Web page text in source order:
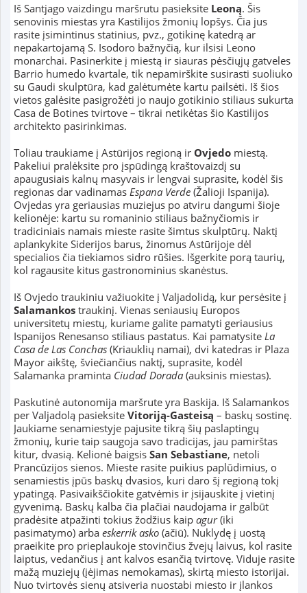
Iš Santjago vaizdingu maršrutu pasieksite Leoną. Šis
senovinis miestas yra Kastilijos žmonių lopšys. Čia jus
rasite įsimintinus statinius, pvz., gotikinę katedrą ar
nepakartojamą S. Isodoro bažnyčią, kur ilsisi Leono
monarchai. Pasinerkite į miestą ir siauras pėsčiųjų gatveles
Barrio humedo kvartale, tik nepamirškite susirasti suoliuko
su Gaudi skulptūra, kad galėtumėte kartu pailsėti. Iš šios
vietos galėsite pasigrožėti jo naujo gotikinio stiliaus sukurta
Casa de Botines tvirtove – tikrai netikėtas šio Kastilijos
architekto pasirinkimas.
Toliau traukiame į Astūrijos regioną ir Ovjedomiestą.
Pakeliui pralėksite pro įspūdingą kraštovaizdį su
apaugusiais kalnų masyvais ir lengvai suprasite, kodėl šis
regionas dar vadinamas Espana Verde(Žalioji Ispanija).
Ovjedas yra geriausias muziejus po atviru dangumi šioje
kelionėje: kartu su romaninio stiliaus bažnyčiomis ir
tradiciniais namais mieste rasite šimtus skulptūrų. Naktį
aplankykite Siderijos barus, žinomus Astūrijoje dėl
specialios čia tiekiamos sidro rūšies. Išgerkite porą taurių,
kol ragausite kitus gastronominius skanėstus.
Iš Ovjedo traukiniu važiuokite į Valjadolidą, kur persėsite į
Salamankostraukinį. Vienas seniausių Europos
universitetų miestų, kuriame galite pamatyti geriausius
Ispanijos Renesanso stiliaus pastatus. Kai pamatysite La
Casa de Las Conchas(Kriauklių namai), dvi katedras ir Plaza
Mayor aikštę, šviečiančius naktį, suprasite, kodėl
Salamanka praminta Ciudad Dorada(auksinis miestas).
Paskutinė autonomija maršrute yra Baskija. Iš Salamankos
per Valjadolą pasieksite Vitoriją-Gasteisą – baskų sostinę.
Jaukiame senamiestyje pajusite tikrą šių paslaptingų
žmonių, kurie taip saugoja savo tradicijas, jau pamirštas
kitur, dvasią. Kelionė baigsis San Sebastiane, netoli
Prancūzijos sienos. Mieste rasite puikius paplūdimius, o
senamiestis įpūs baskų dvasios, kuri daro šį regioną tokį
ypatingą. Pasivaikščiokite gatvėmis ir įsijauskite į vietinį
gyvenimą. Baskų kalba čia plačiai naudojama ir galbūt
pradėsite atpažinti tokius žodžius kaip agur(iki
pasimatymo) arba eskerrik asko(ačiū). Nuklydę į uostą
praeikite pro prieplaukoje stovinčius žvejų laivus, kol rasite
laiptus, vedančius į ant kalvos esančią tvirtovę. Viduje rasite
mažą muziejų (įėjimas nemokamas), skirtą miesto istorijai.
Nuo tvirtovės sienų atsiveria nuostabi miesto ir įlankos